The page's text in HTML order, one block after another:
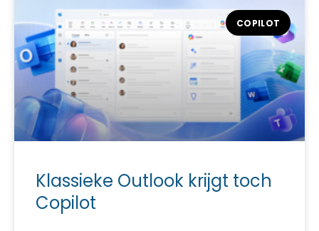
COPILOT
Klassieke Outlook krijgt toch
Copilot